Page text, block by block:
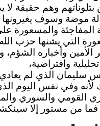
وهم حقيقة
موضة وسوف
المفاجئة
التي يشنها حزب
الأمين وأخباره
وافتراضية،
الذي لم يعادي
وفي نفس اليوم
القومي والسوري
فما من مستور إلا سينكشف، ولا من خفي إلا